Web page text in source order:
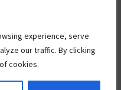
experience, serve
our traffic. By clicking
cookies.